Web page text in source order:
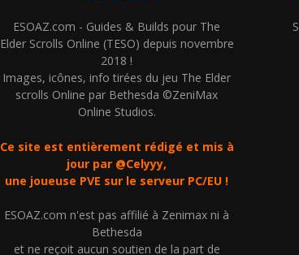
ESOAZ.com - Guides & Builds pour The
Elder Scrolls Online (TESO) depuis novembre
2018 !
Images, icônes, info tirées du jeu The Elder
scrolls Online par Bethesda ©ZeniMax
Online Studios.
Ce site est entièrement rédigé et mis à
jour par @Celyyy,
une joueuse PVE sur le serveur PC/EU !
ESOAZ.com n'est pas affilié à Zenimax ni à
Bethesda
et ne reçoit aucun soutien de la part de